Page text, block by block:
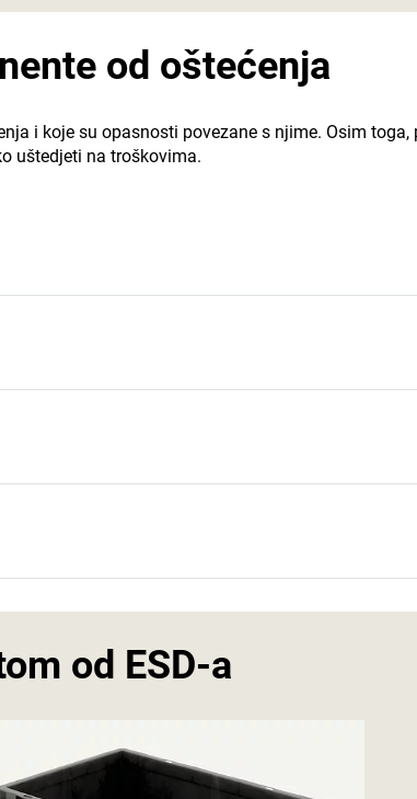
od oštećenja
i koje su opasnosti povezane s njime. Osim
uštedjeti na troškovima.
od ESD-a